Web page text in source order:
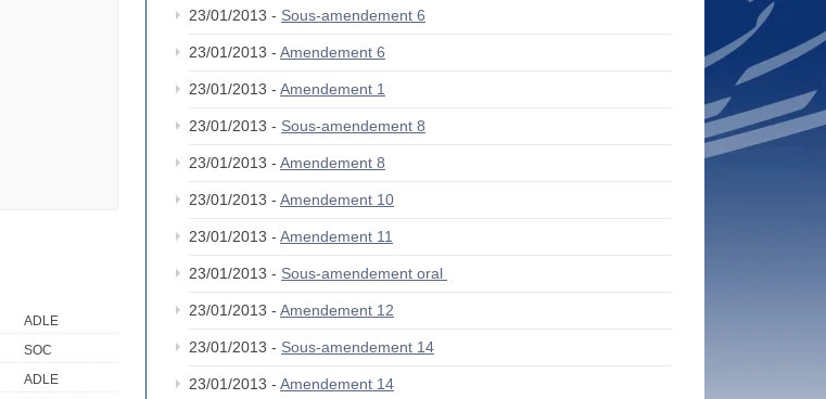
ADLE
SOC
ADLE
23/01/2013 - Sous-amendement 6
23/01/2013 - Amendement 6
23/01/2013 - Amendement 1
23/01/2013 - Sous-amendement 8
23/01/2013 - Amendement 8
23/01/2013 - Amendement 10
23/01/2013 - Amendement 11
23/01/2013 - Sous-amendement oral
23/01/2013 - Amendement 12
23/01/2013 - Sous-amendement 14
23/01/2013 - Amendement 14